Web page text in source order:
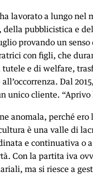
lavorato a lungo nel
della pubblicistica e
provando un
con figli, che
tutele e di welfare,
Dal
unico cliente.
anomala, perché
è una valle di
e continuativa o
Con la partita iva
ma si riesce a